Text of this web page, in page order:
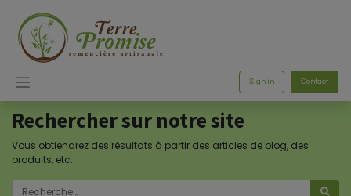
Sign in Contact
Rechercher sur notre site
Vous obtiendrez des résultats à partir des articles de blog, des
produits, etc.